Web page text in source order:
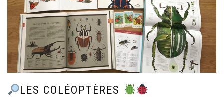
LES COLÉOPTÈRES